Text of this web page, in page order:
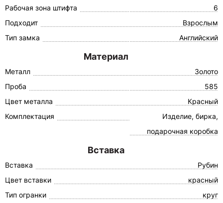
Рабочая зона штифта
6
Подходит
Взрослым
Тип замка
Английский
Материал
Металл
Золото
Проба
585
Цвет металла
Красный
Комплектация
Изделие, бирка,
подарочная коробка
Вставка
Вставка
Рубин
Цвет вставки
красный
Тип огранки
круг